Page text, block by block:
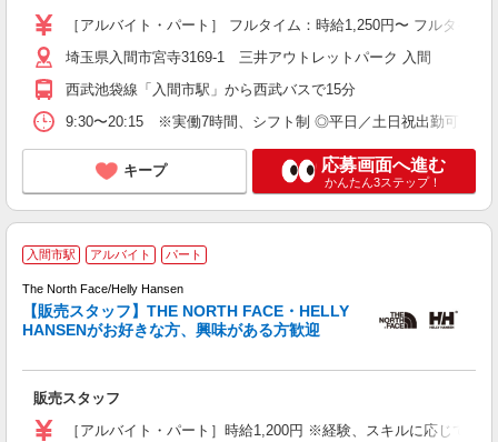
［アルバイト・パート］ フルタイム：時給1,250円〜 フルタイ
埼玉県入間市宮寺3169-1 三井アウトレットパーク 入間
西武池袋線「入間市駅」から西武バスで15分
9:30〜20:15 ※実働7時間、シフト制 ◎平日／土日祝出勤可能
キープ 応募画面へ進む
かんたん3ステップ！
入間市駅 アルバイト パート
The North Face/Helly Hansen
【販売スタッフ】THE NORTH FACE・HELLY
HANSENがお好きな方、興味がある方歓迎
販売スタッフ
［アルバイト・パート］時給1,200円 ※経験、スキルに応じて設